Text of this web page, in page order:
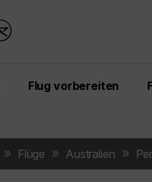
Flug vorbereiten
Flüge Australien